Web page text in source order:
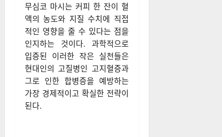
무심코 마시는 커피 한 잔이 혈
액의 농도와 지질 수치에 직접
적인 영향을 줄 수 있다는 점을
인지하는 것이다. 과학적으로
입증된 이러한 작은 실천들은
현대인의 고질병인 고지혈증과
그로 인한 합병증을 예방하는
가장 경제적이고 확실한 전략이
된다.